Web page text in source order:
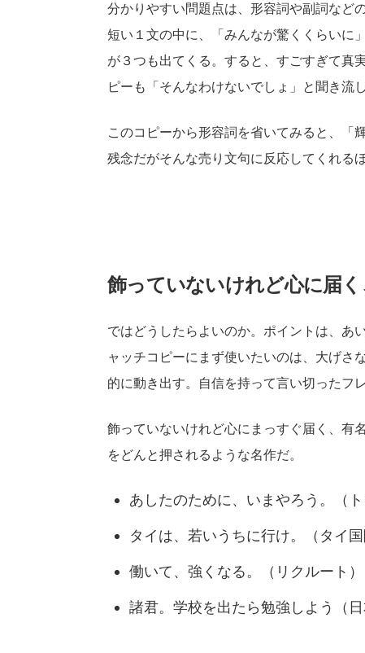
分かりやすい問題点は、形容詞や副詞など
短い１文の中に、「みんなが驚くくらいに
が３つも出てくる。すると、すごすぎて真
ピーも「そんなわけないでしょ」と聞き流
このコピーから形容詞を省いてみると、「
残念だがそんな売り文句に反応してくれる
飾っていないけれど心に届
ではどうしたらよいのか。ポイントは、あ
ャッチコピーにまず使いたいのは、大げさ
的に動き出す。自信を持って言い切ったフ
飾っていないけれど心にまっすぐ届く、有
をどんと押されるような名作だ。
あしたのために、いまやろう。（ト
タイは、若いうちに行け。（タイ国
働いて、強くなる。（リクルート）
諸君。学校を出たら勉強しよう（日